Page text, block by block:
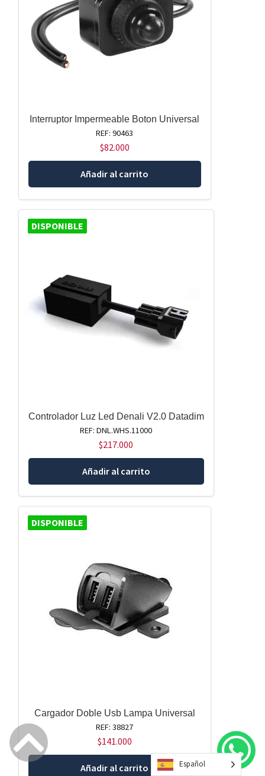
Interruptor Impermeable Boton Universal
REF: 90463
$82.000
Añadir al carrito
DISPONIBLE
Controlador Luz Led Denali V2.0 Datadim
REF: DNL.WHS.11000
$217.000
Añadir al carrito
DISPONIBLE
Cargador Doble Usb Lampa Universal
REF: 38827
$141.000
Añadir al carrito Español